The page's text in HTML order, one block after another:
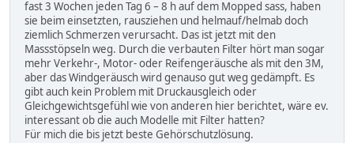
fast 3 Wochen jeden Tag 6 – 8 h auf dem Mopped sass, haben
sie beim einsetzten, rausziehen und helmauf/helmab doch
ziemlich Schmerzen verursacht. Das ist jetzt mit den
Massstöpseln weg. Durch die verbauten Filter hört man sogar
mehr Verkehr-, Motor- oder Reifengeräusche als mit den 3M,
aber das Windgeräusch wird genauso gut weg gedämpft. Es
gibt auch kein Problem mit Druckausgleich oder
Gleichgewichtsgefühl wie von anderen hier berichtet, wäre ev.
interessant ob die auch Modelle mit Filter hatten?
Für mich die bis jetzt beste Gehörschutzlösung.